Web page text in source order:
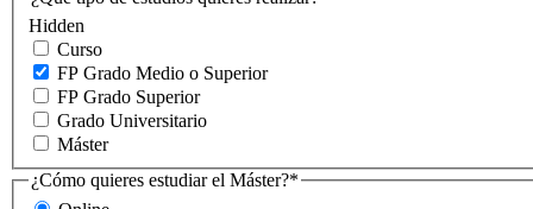
Hidden
Curso
FP Grado Medio o Superior
FP Grado Superior
Grado Universitario
Máster
¿Cómo quieres estudiar el Máster?*